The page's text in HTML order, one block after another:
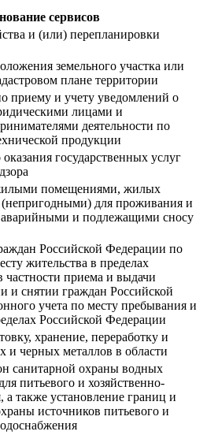
сервисов
и (или) перепланировки
земельного участка или
плане территории
приему и учету уведомлений о
лицами и
деятельности по
продукции
государственных услуг
помещениями, жилых
для проживания и
и подлежащими сносу
Российской Федерации по
жительства в пределах
приема и выдачи
и снятии граждан Российской
учета по месту пребывания и
Российской Федерации
хранение, переработку и
и черных металлов в области
санитарной охраны водных
питьевого и хозяйственно-
также установление границ и
источников питьевого и